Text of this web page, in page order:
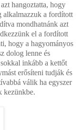
hangoztatta, hogy
a fordított
mondhatnánk azt
el a fordított
dolog lenne és
inkább a kettőt
erősíteni tudják és
válik ha egyszer
kezünkbe.